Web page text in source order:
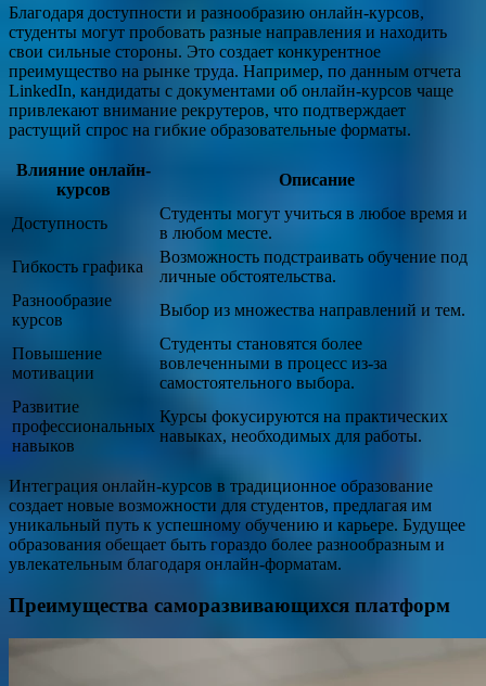
Благодаря доступности и разнообразию онлайн-курсов,
студенты могут пробовать разные направления и находить
свои сильные стороны. Это создает конкурентное
преимущество на рынке труда. Например, по данным отчета
LinkedIn, кандидаты с документами об онлайн-курсов чаще
привлекают внимание рекрутеров, что подтверждает
растущий спрос на гибкие образовательные форматы.
Влияние онлайн-
курсов
Описание
Доступность
Студенты могут учиться в любое время и
в любом месте.
Гибкость графика
Возможность подстраивать обучение под
личные обстоятельства.
Разнообразие
курсов
Выбор из множества направлений и тем.
Повышение
мотивации
Студенты становятся более
вовлеченными в процесс из-за
самостоятельного выбора.
Развитие
профессиональных
навыков
Курсы фокусируются на практических
навыках, необходимых для работы.
Интеграция онлайн-курсов в традиционное образование
создает новые возможности для студентов, предлагая им
уникальный путь к успешному обучению и карьере. Будущее
образования обещает быть гораздо более разнообразным и
увлекательным благодаря онлайн-форматам.
Преимущества саморазвивающихся платформ